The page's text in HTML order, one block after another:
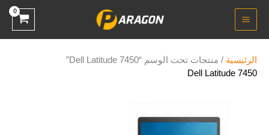
تخطي
الرئيسية / منتجات تحت الوسم “Dell Latitude 7450”
Dell Latitude 7450